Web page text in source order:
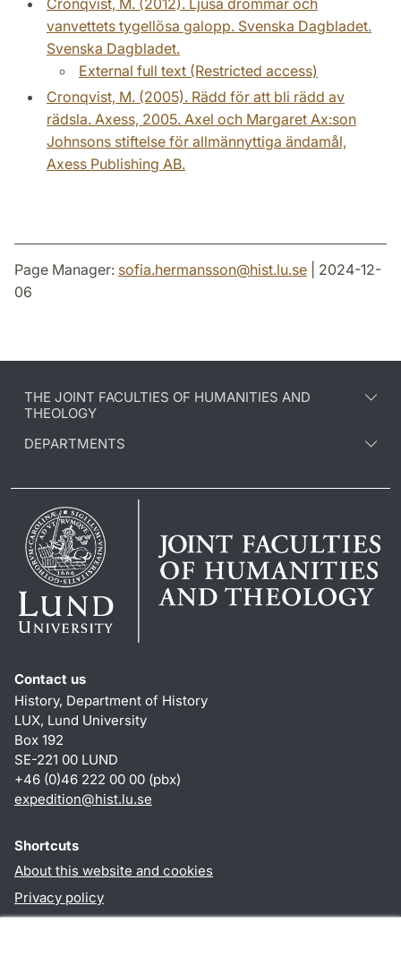
Cronqvist, M. (2012). Ljusa drömmar och
vanvettets tygellösa galopp. Svenska Dagbladet.
Svenska Dagbladet.
External full text (Restricted access)
Cronqvist, M. (2005). Rädd för att bli rädd av
rädsla. Axess, 2005. Axel och Margaret Ax:son
Johnsons stiftelse för allmännyttiga ändamål,
Axess Publishing AB.
Page Manager: sofia.hermansson@hist.lu.se | 2024-12-
06
THE JOINT FACULTIES OF HUMANITIES AND
THEOLOGY
DEPARTMENTS
Contact us
History, Department of History
LUX, Lund University
Box 192
SE-221 00 LUND
+46 (0)46 222 00 00 (pbx)
expedition@hist.lu.se
Shortcuts
About this website and cookies
Privacy policy